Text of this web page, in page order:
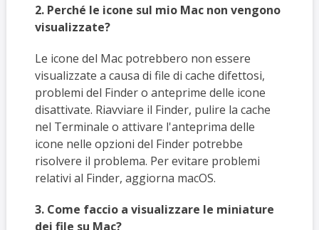
2. Perché le icone sul mio Mac non vengono
visualizzate?
Le icone del Mac potrebbero non essere
visualizzate a causa di file di cache difettosi,
problemi del Finder o anteprime delle icone
disattivate. Riavviare il Finder, pulire la cache
nel Terminale o attivare l'anteprima delle
icone nelle opzioni del Finder potrebbe
risolvere il problema. Per evitare problemi
relativi al Finder, aggiorna macOS.
3. Come faccio a visualizzare le miniature
dei file su Mac?